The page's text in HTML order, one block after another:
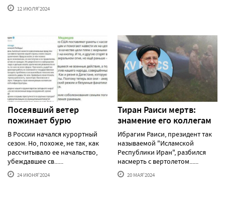
12 ИЮЛЯ'2024
Посеявший ветер
пожинает бурю
В России начался курортный
сезон. Но, похоже, не так, как
рассчитывало ее начальство,
убеждавшее св......
24 ИЮНЯ'2024
Тиран Раиси мертв:
знамение его коллегам
Ибрагим Раиси, президент так
называемой "Исламской
Республики Иран", разбился
насмерть с вертолетом......
20 МАЯ'2024